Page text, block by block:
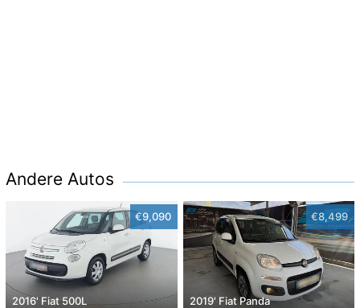
Andere Autos
€9,090
2016' Fiat 500L
€8,499
2019' Fiat Panda